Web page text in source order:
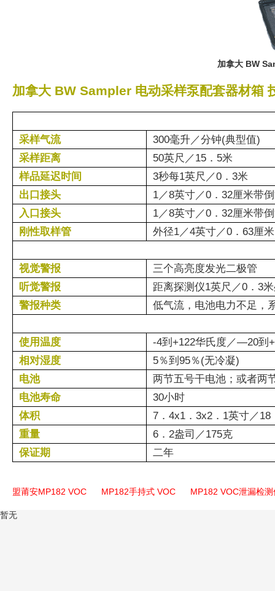
加拿大 BW
加拿大 BW Sampler 电动采样泵配套器材箱
采样气流
300毫升／分钟(典型值)
采样距离
50英尺／15．5米
样品延迟时间
3秒每1英尺／0．3米
出口接头
1／8英寸／0．32厘米带
入口接头
1／8英寸／0．32厘米带
刚性取样管
外径1／4英寸／0．63厘米
视觉警报
三个高亮度发光二极管
听觉警报
距离探测仪1英尺／0．3
警报种类
低气流，电池电力不足，
使用温度
-4到+122华氏度／—20到
相对湿度
5％到95％(无冷凝)
电池
两节五号干电池；或者两
电池寿命
30小时
体积
7．4x1．3x2．1英寸／18
重量
6．2盎司／175克
保证期
二年
盟莆安MP182 VOC MP182手持式 VOC MP182 VOC泄漏检测
暂无